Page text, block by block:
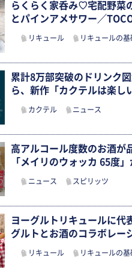
らくらく家呑み♡宅配野菜
とパインアメサワー／
リキュール リキュールの基
累計8万部突破のドリンク
ら、新作「カクテルは楽し
カクテル ニュース
高アルコール度数のお酒が
「メイリのウォッカ 65度
ニュース スピリッツ
ヨーグルトリキュールに代
グルトとお酒のコラボレー
リキュール リキュールの基